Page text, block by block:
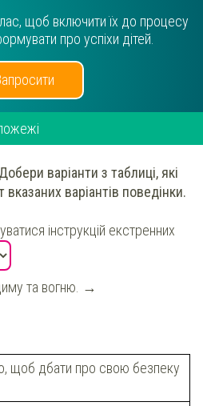
щоб включити їх до процесу
про успіхи дітей.
варіанти з таблиці, які
варіантів поведінки.
інструкцій екстренних
та вогню. →
щоб дбати про свою безпеку